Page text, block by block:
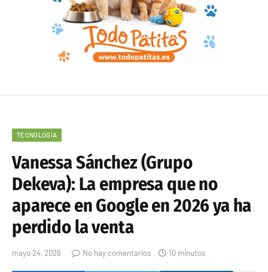
TECNOLOGÍA
Vanessa Sánchez (Grupo
Dekeva): La empresa que no
aparece en Google en 2026 ya ha
perdido la venta
mayo 24, 2026 No hay comentarios 10 minutos